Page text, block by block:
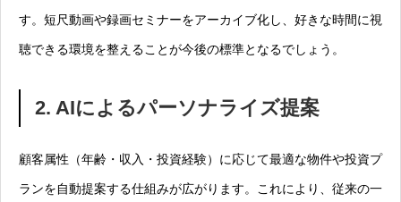
す。短尺動画や録画セミナーをアーカイブ化し、好きな時間に視
聴できる環境を整えることが今後の標準となるでしょう。
2. AIによるパーソナライズ提案
顧客属性（年齢・収入・投資経験）に応じて最適な物件や投資プ
ランを自動提案する仕組みが広がります。これにより、従来の一